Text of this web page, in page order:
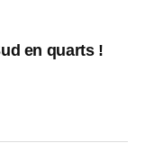
en quarts !